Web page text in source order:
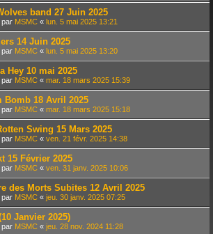
band 27 Juin 2025
par MSMC « lun. 5 mai 2025 13:21
14 Juin 2025
par MSMC « lun. 5 mai 2025 13:20
Hey 10 mai 2025
par MSMC « mar. 18 mars 2025 15:39
Bomb 18 Avril 2025
par MSMC « mar. 18 mars 2025 15:18
Swing 15 Mars 2025
par MSMC « ven. 21 févr. 2025 14:38
15 Février 2025
par MSMC « ven. 31 janv. 2025 10:06
des Morts Subites 12 Avril 2025
par MSMC « jeu. 30 janv. 2025 07:25
Janvier 2025)
par MSMC « jeu. 28 nov. 2024 11:28